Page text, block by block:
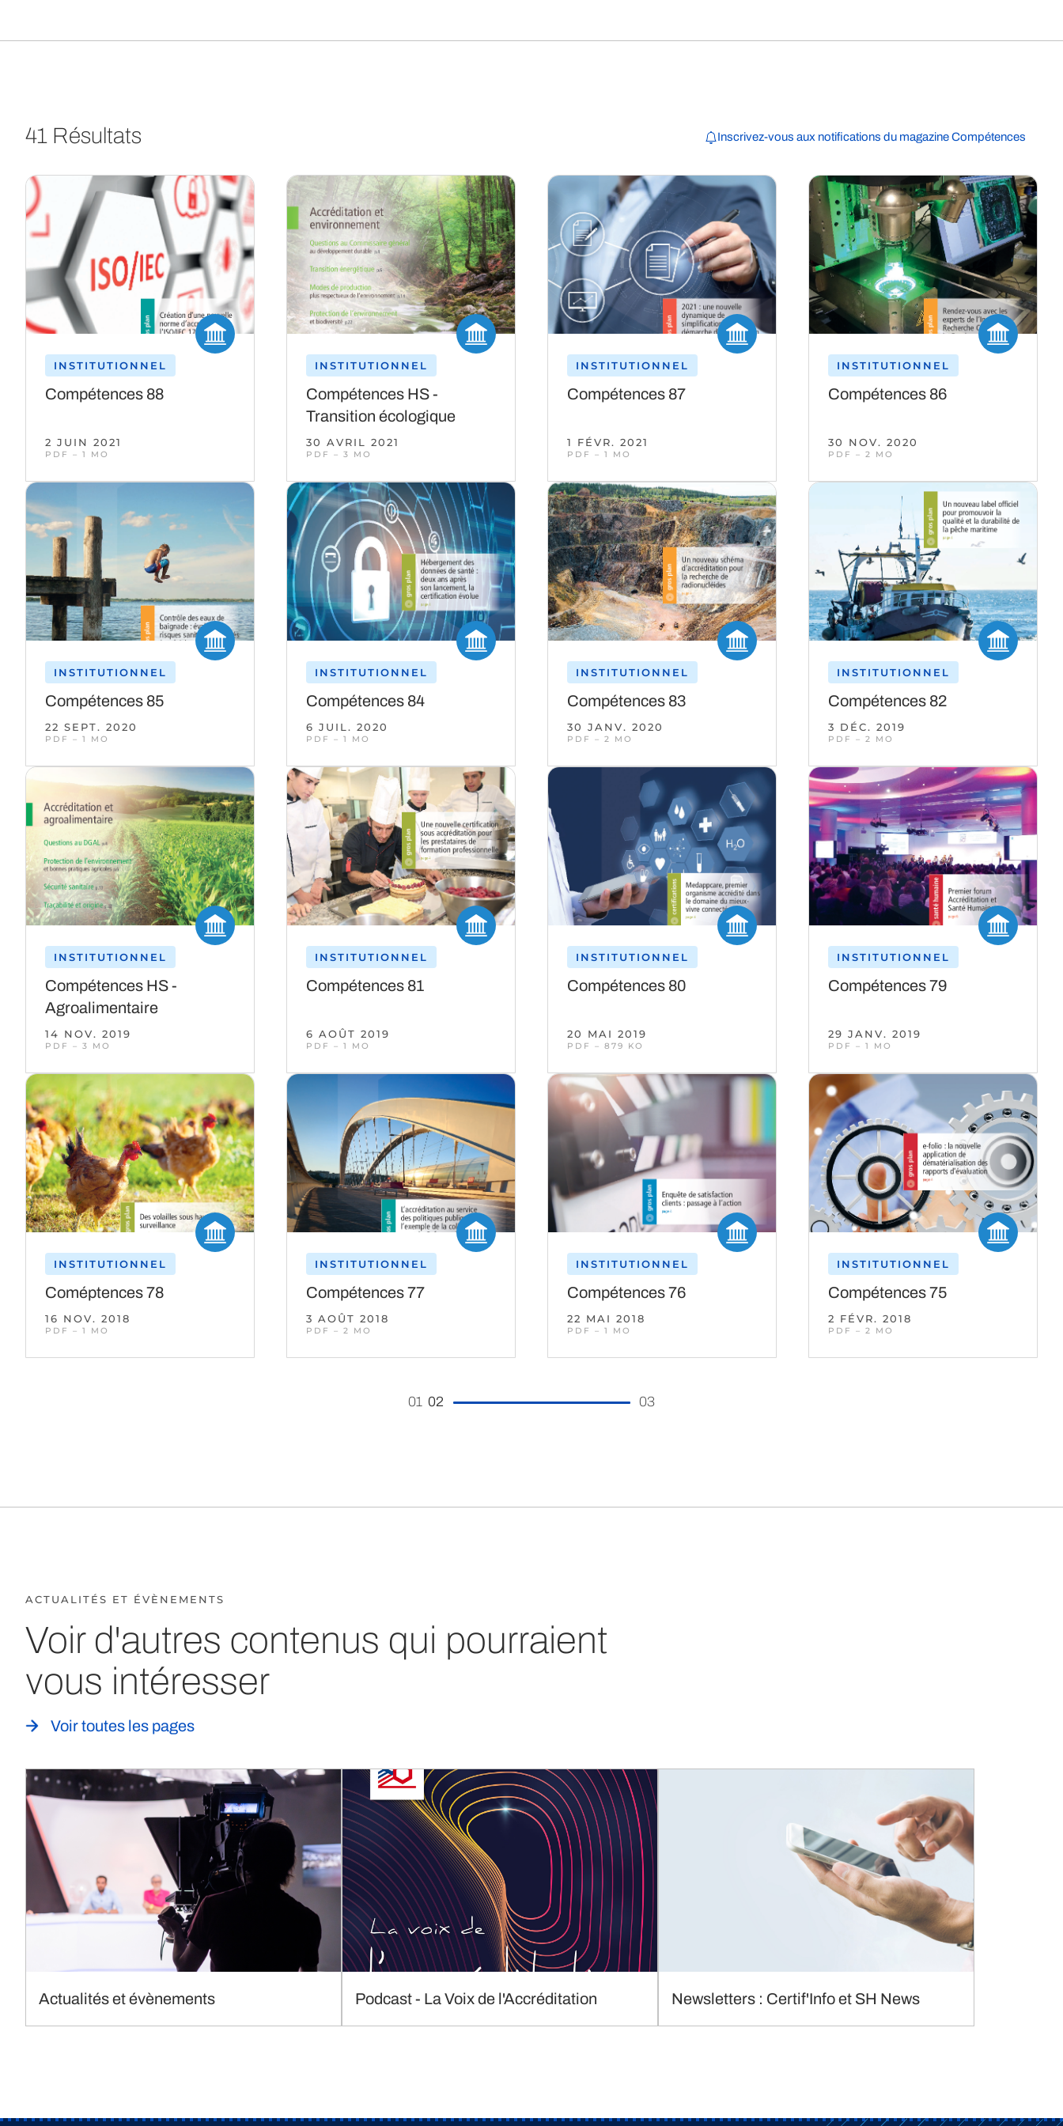
41 Résultats Inscrivez-vous aux notifications du magazine Compétences
INSTITUTIONNEL
Compétences 88
2 JUIN 2021
PDF – 1 MO
INSTITUTIONNEL
Compétences HS -
Transition écologique
30 AVRIL 2021
PDF – 3 MO
INSTITUTIONNEL
Compétences 87
1 FÉVR. 2021
PDF – 1 MO
INSTITUTIONNEL
Compétences 86
30 NOV. 2020
PDF – 2 MO
INSTITUTIONNEL
Compétences 85
22 SEPT. 2020
PDF – 1 MO
INSTITUTIONNEL
Compétences 84
6 JUIL. 2020
PDF – 1 MO
INSTITUTIONNEL
Compétences 83
30 JANV. 2020
PDF – 2 MO
INSTITUTIONNEL
Compétences 82
3 DÉC. 2019
PDF – 2 MO
INSTITUTIONNEL
Compétences HS -
Agroalimentaire
14 NOV. 2019
PDF – 3 MO
INSTITUTIONNEL
Compétences 81
6 AOÛT 2019
PDF – 1 MO
INSTITUTIONNEL
Compétences 80
20 MAI 2019
PDF – 879 KO
INSTITUTIONNEL
Compétences 79
29 JANV. 2019
PDF – 1 MO
INSTITUTIONNEL
Coméptences 78
16 NOV. 2018
PDF – 1 MO
INSTITUTIONNEL
Compétences 77
3 AOÛT 2018
PDF – 2 MO
INSTITUTIONNEL
Compétences 76
22 MAI 2018
PDF – 1 MO
INSTITUTIONNEL
Compétences 75
2 FÉVR. 2018
PDF – 2 MO
01 02 03
ACTUALITÉS ET ÉVÈNEMENTS
Voir d'autres contenus qui pourraient
vous intéresser
Voir toutes les pages
Actualités et évènements Podcast - La Voix de l'Accréditation Newsletters : Certif'Info et SH News